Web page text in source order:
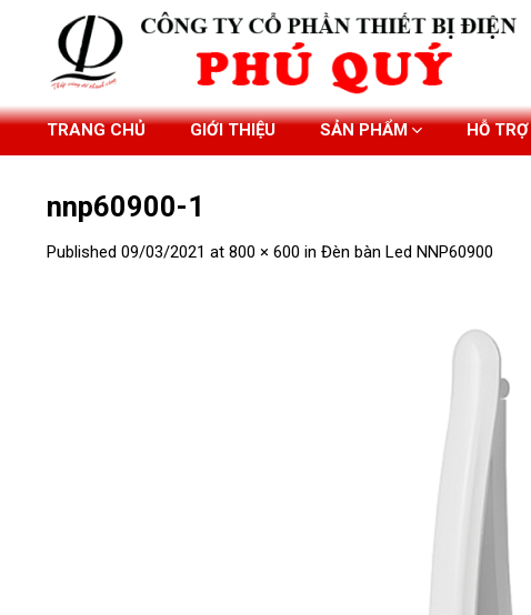
TRANG CHỦ GIỚI THIỆU SẢN PHẨM HỖ TRỢ
nnp60900-1
Published 09/03/2021 at 800 × 600 in Đèn bàn Led NNP60900